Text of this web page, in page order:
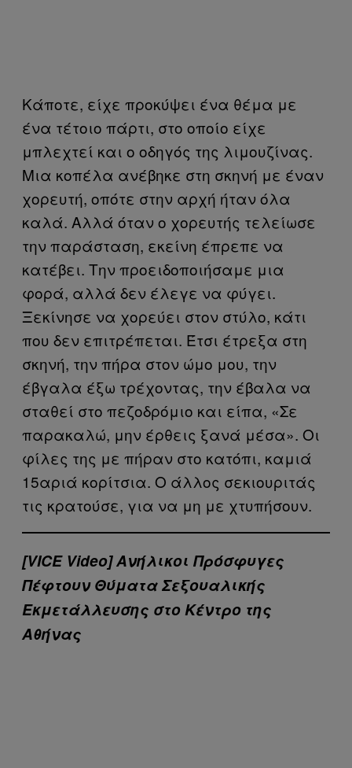
Κάποτε, είχε προκύψει ένα θέμα με
ένα τέτοιο πάρτι, στο οποίο είχε
μπλεχτεί και ο οδηγός της λιμουζίνας.
Μια κοπέλα ανέβηκε στη σκηνή με έναν
χορευτή, οπότε στην αρχή ήταν όλα
καλά. Αλλά όταν ο χορευτής τελείωσε
την παράσταση, εκείνη έπρεπε να
κατέβει. Την προειδοποιήσαμε μια
φορά, αλλά δεν έλεγε να φύγει.
Ξεκίνησε να χορεύει στον στύλο, κάτι
που δεν επιτρέπεται. Έτσι έτρεξα στη
σκηνή, την πήρα στον ώμο μου, την
έβγαλα έξω τρέχοντας, την έβαλα να
σταθεί στο πεζοδρόμιο και είπα, «Σε
παρακαλώ, μην έρθεις ξανά μέσα». Οι
φίλες της με πήραν στο κατόπι, καμιά
15αριά κορίτσια. Ο άλλος σεκιουριτάς
τις κρατούσε, για να μη με χτυπήσουν.
[VICE Video]Ανήλικοι Πρόσφυγες
Πέφτουν Θύματα Σεξουαλικής
Εκμετάλλευσης στο Κέντρο της
Αθήνας